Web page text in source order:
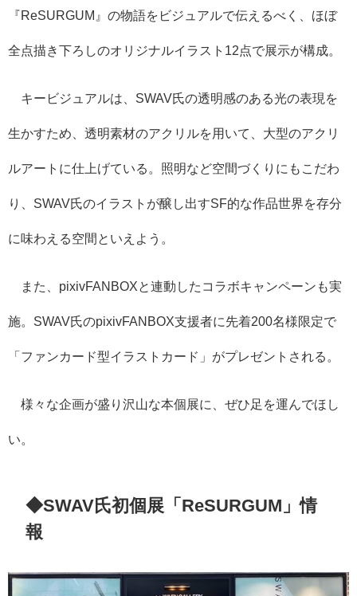
『ReSURGUM』の物語をビジュアルで伝えるべく、 ほぼ
全点描き下ろしのオリジナルイラスト12点で展示が構成。
キービジュアルは、 SWAV氏の透明感のある光の表現を
生かすため、 透明素材のアクリルを用いて、 大型のアクリ
ルアートに仕上げている 。 照明など空間づくりにもこだわ
り、 SWAV氏のイラストが醸し出すSF的な作品世界を存分
に味わえ る空間といえよう。
また、 pixivFANBOXと連動したコラボキャンペーンも実
施。 SWAV氏のpixivFANBOX支援者に先着200名様限定で
「ファンカード型イラストカード」がプレゼントされる。
様々な企画が盛り沢山な本個展に、ぜひ足を運んでほし
い。
◆SWAV氏初個展「ReSURGUM」情
報